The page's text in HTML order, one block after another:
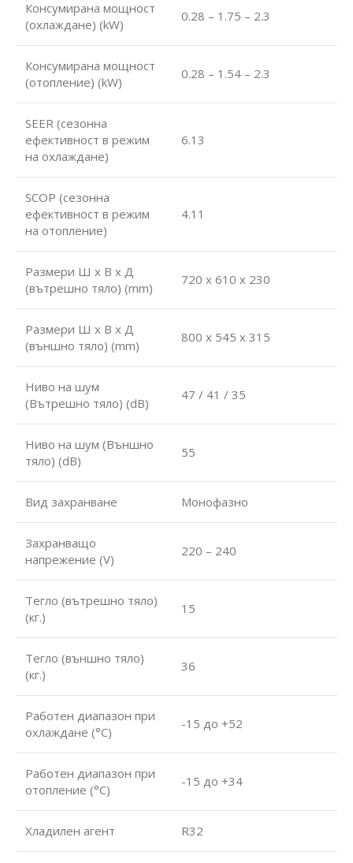
Консумирана мощност
(охлаждане) (kW)
0.28 – 1.75 – 2.3
Консумирана мощност
(отопление) (kW)
0.28 – 1.54 – 2.3
SEER (сезонна
ефективност в режим
на охлаждане)
6.13
SCOP (сезонна
ефективност в режим
на отопление)
4.11
Размери Ш х В х Д
(вътрешно тяло) (mm)
720 x 610 x 230
Размери Ш х В х Д
(външно тяло) (mm)
800 x 545 x 315
Ниво на шум
(Вътрешно тяло) (dB)
47 / 41 / 35
Ниво на шум (Външно
тяло) (dB)
55
Вид захранване Монофазно
Захранващо
напрежение (V)
220 – 240
Тегло (вътрешно тяло)
(кг.)
15
Тегло (външно тяло)
(кг.)
36
Работен диапазон при
охлаждане (°С)
-15 до +52
Работен диапазон при
отопление (°С)
-15 до +34
Хладилен агент R32